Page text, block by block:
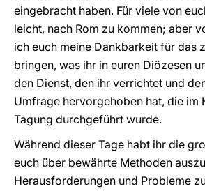
eingebracht haben. Für viele von
leicht, nach Rom zu kommen; aber
ich euch meine Dankbarkeit für das
bringen, was ihr in euren Diözesen
den Dienst, den ihr verrichtet und
Umfrage hervorgehoben hat, die im
Tagung durchgeführt wurde.
Während dieser Tage habt ihr die
euch über bewährte Methoden
Herausforderungen und Probleme